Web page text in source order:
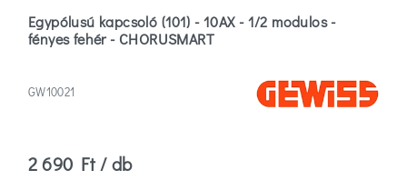
Egypólusú kapcsoló (101) - 10AX - 1/2 modulos -
fényes fehér - CHORUSMART
GW10021
2 690 Ft / db